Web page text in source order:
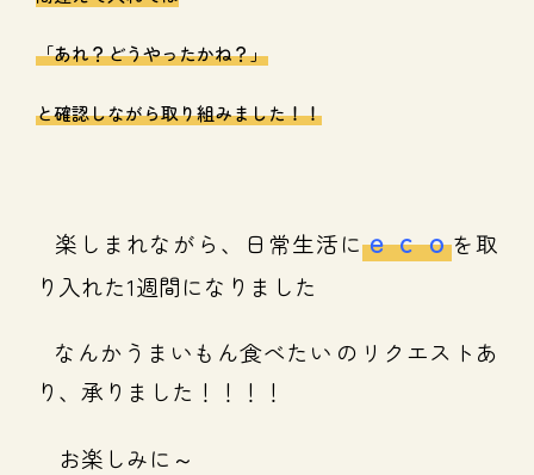
「あれ？どうやったかね？」
と確認しながら取り組みました！！
楽しまれながら、日常生活にｅｃｏを取
り入れた1週間になりました
なんかうまいもん食べたい のリクエストあ
り、承りました！！！！
お楽しみに～